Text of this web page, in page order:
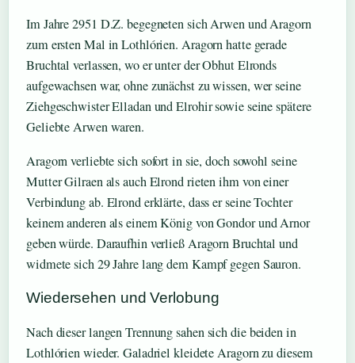
Im Jahre 2951 D.Z. begegneten sich Arwen und Aragorn
zum ersten Mal in Lothlórien. Aragorn hatte gerade
Bruchtal verlassen, wo er unter der Obhut Elronds
aufgewachsen war, ohne zunächst zu wissen, wer seine
Ziehgeschwister Elladan und Elrohir sowie seine spätere
Geliebte Arwen waren.
Aragorn verliebte sich sofort in sie, doch sowohl seine
Mutter Gilraen als auch Elrond rieten ihm von einer
Verbindung ab. Elrond erklärte, dass er seine Tochter
keinem anderen als einem König von Gondor und Arnor
geben würde. Daraufhin verließ Aragorn Bruchtal und
widmete sich 29 Jahre lang dem Kampf gegen Sauron.
Wiedersehen und Verlobung
Nach dieser langen Trennung sahen sich die beiden in
Lothlórien wieder. Galadriel kleidete Aragorn zu diesem